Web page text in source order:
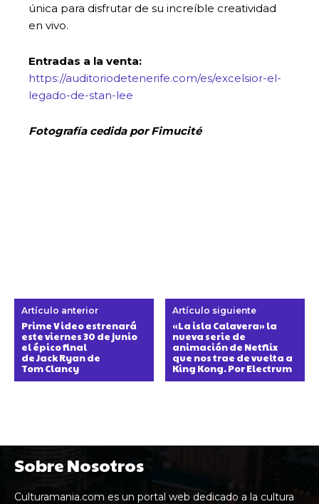
única para disfrutar de su increíble creatividad
en vivo.
Entradas a la venta:
https://auditoriodetenerife.com/es/excelsior-el-
legado-de-stan-lee
Fotografía cedida por Fimucité
Artículo anterior
Prime Video estrenará
este viernes 30 de junio
el épico final
de Jack Ryan de
Tom Clancy
Artículo siguiente
«La isla Calavera» la
nueva serie de
animación de Netflix
que nos trae de vuelta a
King Kong. Por Electrum
Sobre Nosotros
Culturamania.com es un portal web dedicado a la cultura